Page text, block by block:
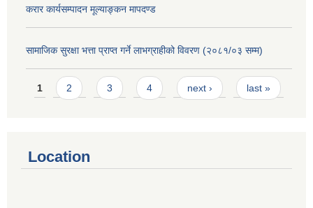
करार कार्यसम्पादन मूल्याङ्कन मापदण्ड
सामाजिक सुरक्षा भत्ता प्राप्त गर्ने लाभग्राहीको विवरण (२०८१/०३ सम्म)
Pages
1 2 3 4 next › last »
Location